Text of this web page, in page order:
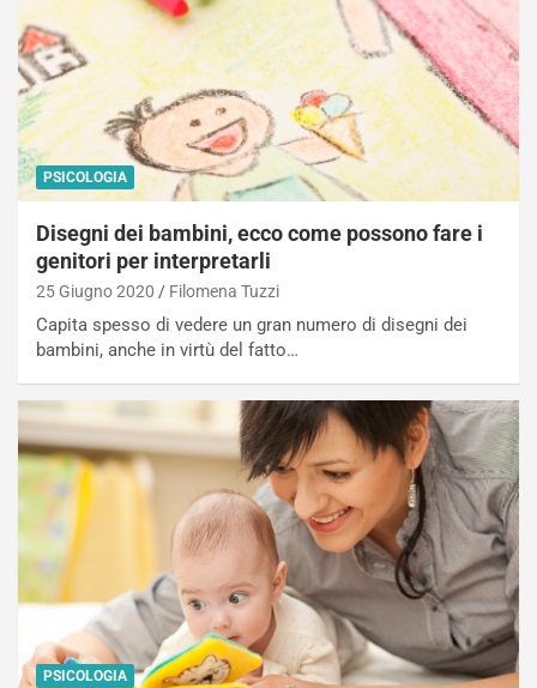
PSICOLOGIA
Disegni dei bambini, ecco come possono fare i
genitori per interpretarli
25 Giugno 2020 Filomena Tuzzi
Capita spesso di vedere un gran numero di disegni dei
bambini, anche in virtù del fatto…
PSICOLOGIA